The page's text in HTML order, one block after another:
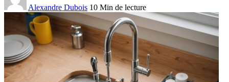
Alexandre Dubois 10 Min de lecture